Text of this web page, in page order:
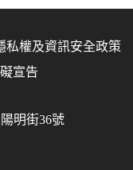
私權及資訊安全政策
宣告
明街36號